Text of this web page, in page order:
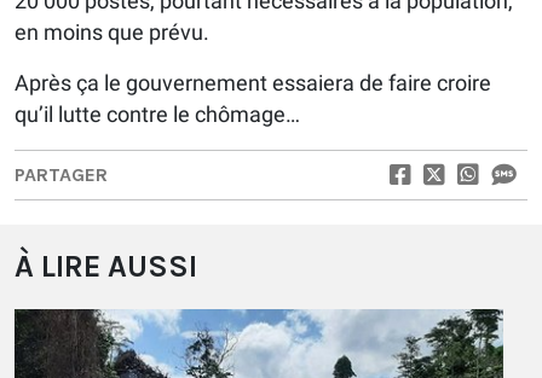
en moins que prévu.
Après ça le gouvernement essaiera de faire croire
qu’il lutte contre le chômage…
PARTAGER
À LIRE AUSSI